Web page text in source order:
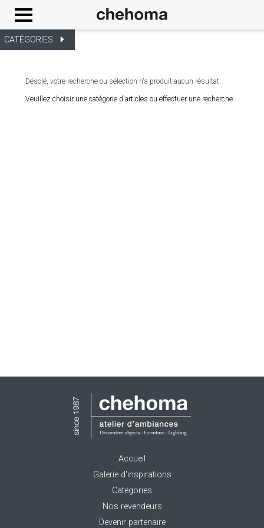
CATÉGORIES
Désolé, votre recherche ou sélection n'a produit aucun résultat.
Veuillez choisir une catégorie d'articles ou effectuer une recherche.
Accueil
Galerie d'inspirations
Catégories
Nos revendeurs
Devenir partenaire
Panneau de gestion des cookies